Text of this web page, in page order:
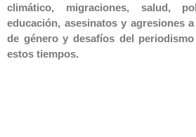
climático, migraciones, salud,
educación, asesinatos y agresiones
de género y desafíos del
estos tiempos.